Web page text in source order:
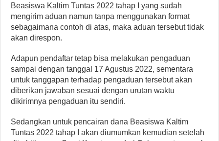
Beasiswa Kaltim Tuntas 2022 tahap I yang sudah
mengirim aduan namun tanpa menggunakan format
sebagaimana contoh di atas, maka aduan tersebut tidak
akan direspon.
Adapun pendaftar tetap bisa melakukan pengaduan
sampai dengan tanggal 17 Agustus 2022, sementara
untuk tanggapan terhadap pengaduan tersebut akan
diberikan jawaban sesuai dengan urutan waktu
dikirimnya pengaduan itu sendiri.
Sedangkan untuk pencairan dana Beasiswa Kaltim
Tuntas 2022 tahap I akan diumumkan kemudian setelah